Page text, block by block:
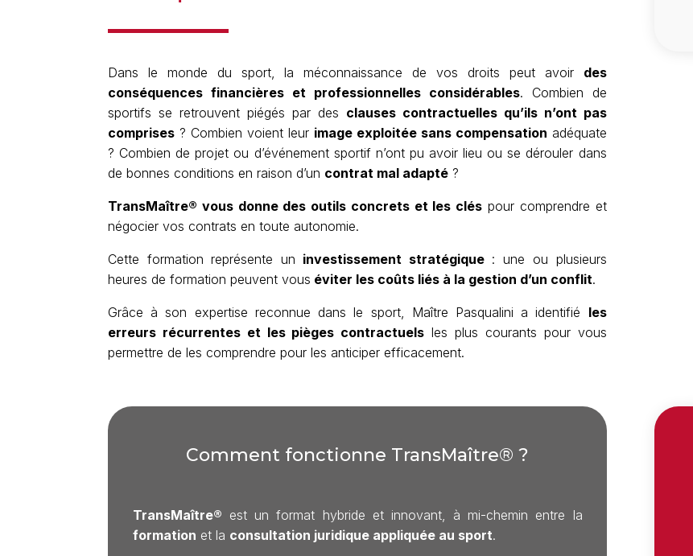
Dans le monde du sport, la méconnaissance de vos droits peut avoir des
conséquences financières et professionnelles considérables. Combien de
sportifs se retrouvent piégés par des clauses contractuelles qu’ils n’ont pas
comprises ? Combien voient leur image exploitée sans compensation adéquate
? Combien de projet ou d’événement sportif n’ont pu avoir lieu ou se dérouler dans
de bonnes conditions en raison d’un contrat mal adapté ?
TransMaître® vous donne des outils concrets et les clés pour comprendre et
négocier vos contrats en toute autonomie.
Cette formation représente un investissement stratégique: une ou plusieurs
heures de formation peuvent vous éviter les coûts liés à la gestion d’un conflit.
Grâce à son expertise reconnue dans le sport, Maître Pasqualini a identifié les
erreurs récurrentes et les pièges contractuels les plus courants pour vous
permettre de les comprendre pour les anticiper efficacement.
Comment fonctionne TransMaître® ?
TransMaître® est un format hybride et innovant, à mi-chemin entre la
formation et la consultation juridique appliquée au sport.